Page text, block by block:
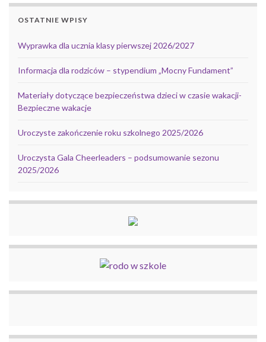
OSTATNIE WPISY
Wyprawka dla ucznia klasy pierwszej 2026/2027
Informacja dla rodziców – stypendium „Mocny Fundament”
Materiały dotyczące bezpieczeństwa dzieci w czasie wakacji-
Bezpieczne wakacje
Uroczyste zakończenie roku szkolnego 2025/2026
Uroczysta Gala Cheerleaders – podsumowanie sezonu
2025/2026